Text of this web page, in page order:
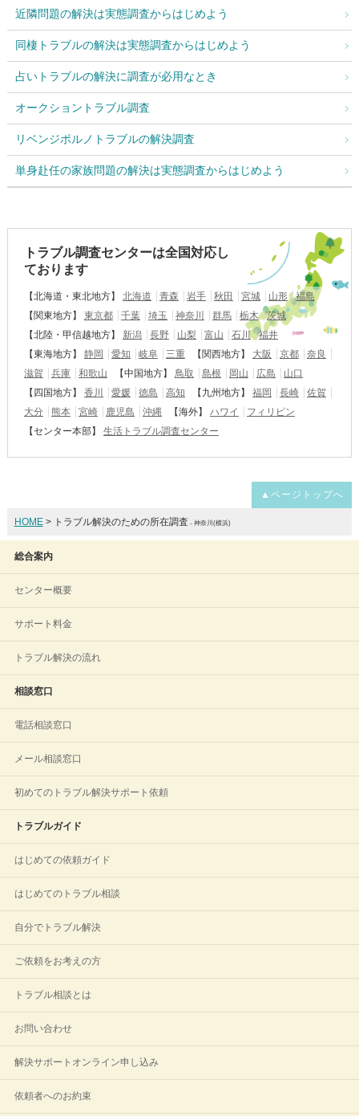
近隣問題の解決は実態調査からはじめよう
同棲トラブルの解決は実態調査からはじめよう
占いトラブルの解決に調査が必用なとき
オークショントラブル調査
リベンジポルノトラブルの解決調査
単身赴任の家族問題の解決は実態調査からはじめよう
トラブル調査センターは全国対応し
ております
【北海道・東北地方】 北海道 青森 岩手 秋田 宮城 山形
福島
【関東地方】
東京都 千葉 埼玉 神奈川 群馬 栃木
茨城
【北陸・甲信越地方】
新潟 長野 山梨 富山 石川
福井
【東海地方】
静岡 愛知 岐阜 三重 【関西地方】 大阪 京都
奈良
滋賀
兵庫 和歌山 【中国地方】 鳥取 島根 岡山 広島
山口
【四国地方】
香川 愛媛 徳島 高知 【九州地方】 福岡 長崎
佐賀
大分
熊本 宮崎 鹿児島 沖縄 【海外】 ハワイ
フィリピン
【センター本部】
生活トラブル調査センター
▲ページトップへ
HOME> トラブル解決のための所在調査 - 神奈川(横浜)
総合案内
センター概要
サポート料金
トラブル解決の流れ
相談窓口
電話相談窓口
メール相談窓口
初めてのトラブル解決サポート依頼
トラブルガイド
はじめての依頼ガイド
はじめてのトラブル相談
自分でトラブル解決
ご依頼をお考えの方
トラブル相談とは
お問い合わせ
解決サポートオンライン申し込み
依頼者へのお約束